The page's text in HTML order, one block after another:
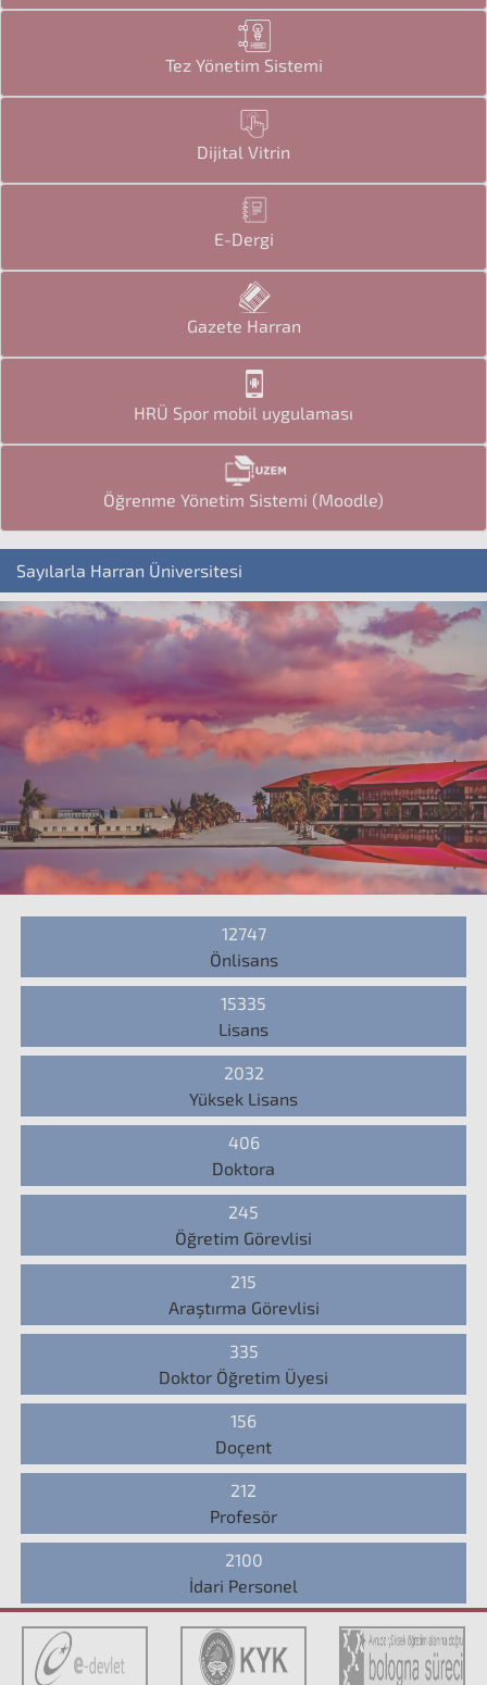
Tez Yönetim Sistemi
Dijital Vitrin
E-Dergi
Gazete Harran
HRÜ Spor mobil uygulaması
Öğrenme Yönetim Sistemi (Moodle)
Sayılarla Harran Üniversitesi
12747
Önlisans
15335
Lisans
2032
Yüksek Lisans
406
Doktora
245
Öğretim Görevlisi
215
Araştırma Görevlisi
335
Doktor Öğretim Üyesi
156
Doçent
212
Profesör
2100
İdari Personel